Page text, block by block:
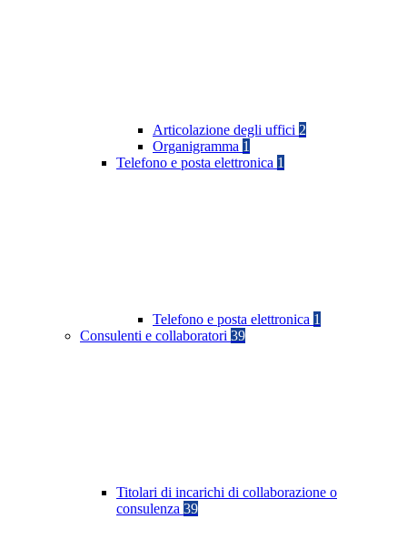
Articolazione degli uffici 2
Organigramma 1
Telefono e posta elettronica 1
Telefono e posta elettronica 1
Consulenti e collaboratori 39
Titolari di incarichi di collaborazione o
consulenza 39